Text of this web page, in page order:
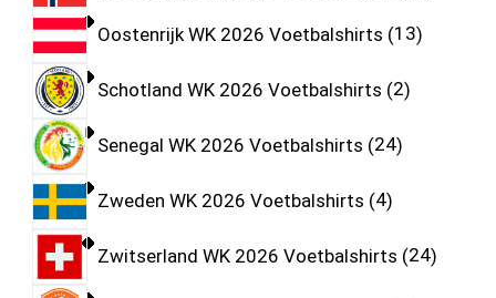
Oostenrijk WK 2026 Voetbalshirts 13
Schotland WK 2026 Voetbalshirts 2
Senegal WK 2026 Voetbalshirts 24
Zweden WK 2026 Voetbalshirts 4
Zwitserland WK 2026 Voetbalshirts 24